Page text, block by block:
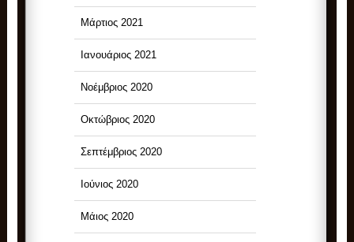
Μάρτιος 2021
Ιανουάριος 2021
Νοέμβριος 2020
Οκτώβριος 2020
Σεπτέμβριος 2020
Ιούνιος 2020
Μάιος 2020